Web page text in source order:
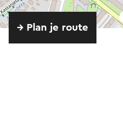
→ Plan je route